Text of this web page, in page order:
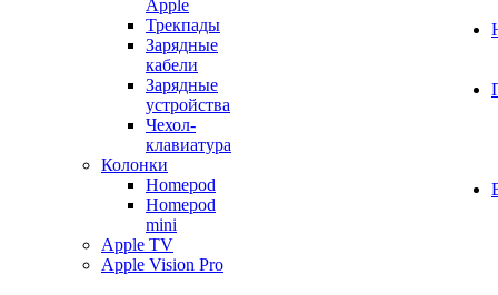
Apple
Трекпады
Зарядные
кабели
Зарядные
устройства
Чехол-
клавиатура
Колонки
Homepod
Homepod
mini
Apple TV
Apple Vision Pro